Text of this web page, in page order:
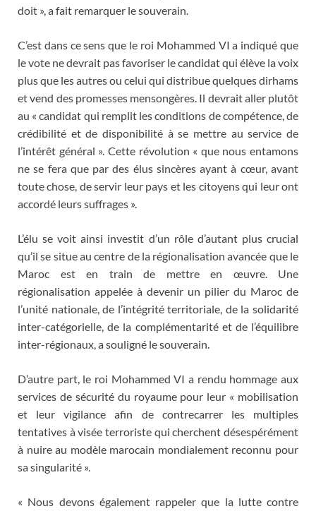
doit », a fait remarquer le souverain.
C’est dans ce sens que le roi Mohammed VI a indiqué que
le vote ne devrait pas favoriser le candidat qui élève la voix
plus que les autres ou celui qui distribue quelques dirhams
et vend des promesses mensongères. Il devrait aller plutôt
au « candidat qui remplit les conditions de compétence, de
crédibilité et de disponibilité à se mettre au service de
l’intérêt général ». Cette révolution « que nous entamons
ne se fera que par des élus sincères ayant à cœur, avant
toute chose, de servir leur pays et les citoyens qui leur ont
accordé leurs suffrages ».
L’élu se voit ainsi investit d’un rôle d’autant plus crucial
qu’il se situe au centre de la régionalisation avancée que le
Maroc est en train de mettre en œuvre. Une
régionalisation appelée à devenir un pilier du Maroc de
l’unité nationale, de l’intégrité territoriale, de la solidarité
inter-catégorielle, de la complémentarité et de l’équilibre
inter-régionaux, a souligné le souverain.
D’autre part, le roi Mohammed VI a rendu hommage aux
services de sécurité du royaume pour leur « mobilisation
et leur vigilance afin de contrecarrer les multiples
tentatives à visée terroriste qui cherchent désespérément
à nuire au modèle marocain mondialement reconnu pour
sa singularité ».
« Nous devons également rappeler que la lutte contre